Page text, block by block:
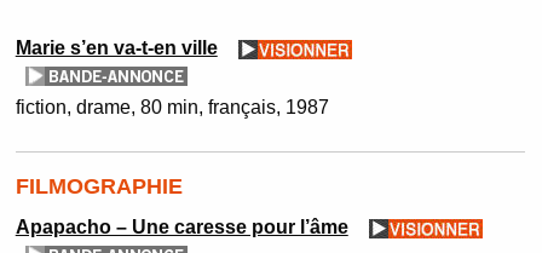
Marie s’en va-t-en ville
fiction drame 80 min français 1987
FILMOGRAPHIE
Apapacho – Une caresse pour l’âme